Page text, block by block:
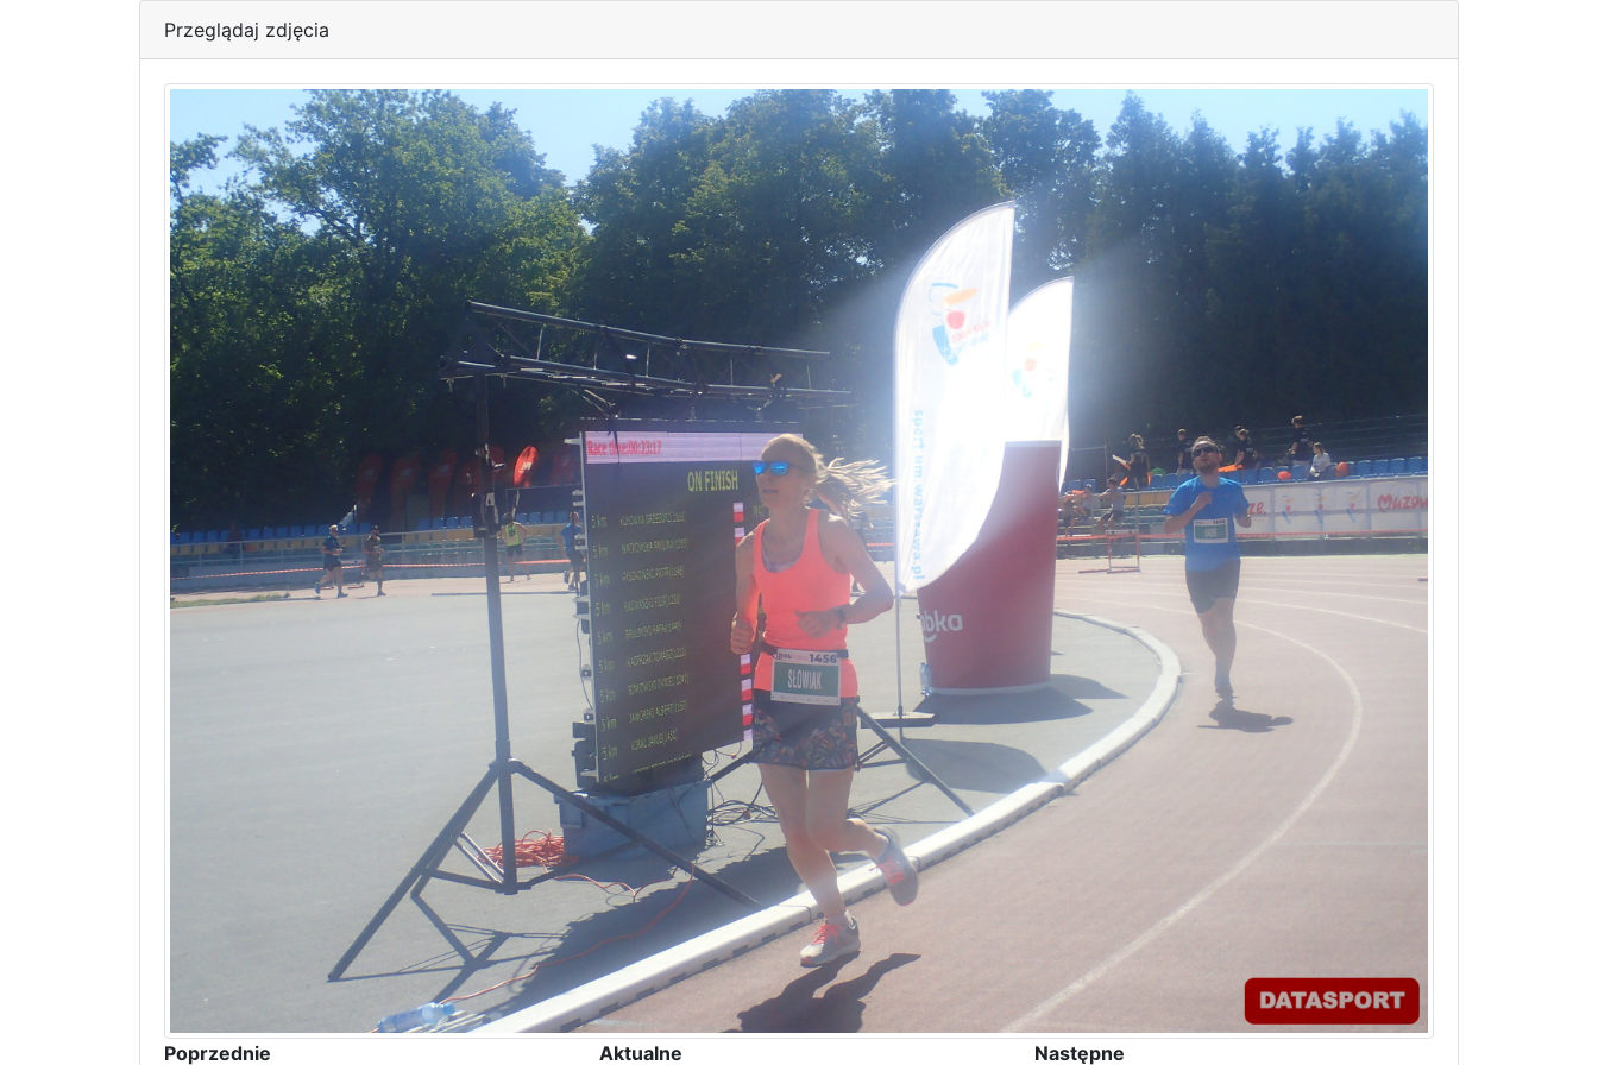
Przeglądaj zdjęcia
Poprzednie Aktualne Następne